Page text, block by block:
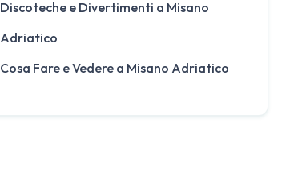
Discoteche e Divertimenti a Misano
Adriatico
Cosa Fare e Vedere a Misano Adriatico